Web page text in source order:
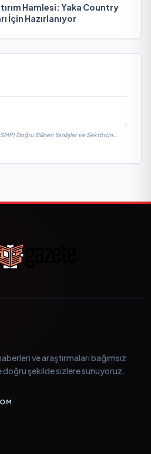
Hamlesi: Yaka Country
İçin Hazırlanıyor
Doğru Bilinen Yanlışlar ve Sektörün
ve araştırmaları bağımsız
doğru şekilde sizlere sunuyoruz.